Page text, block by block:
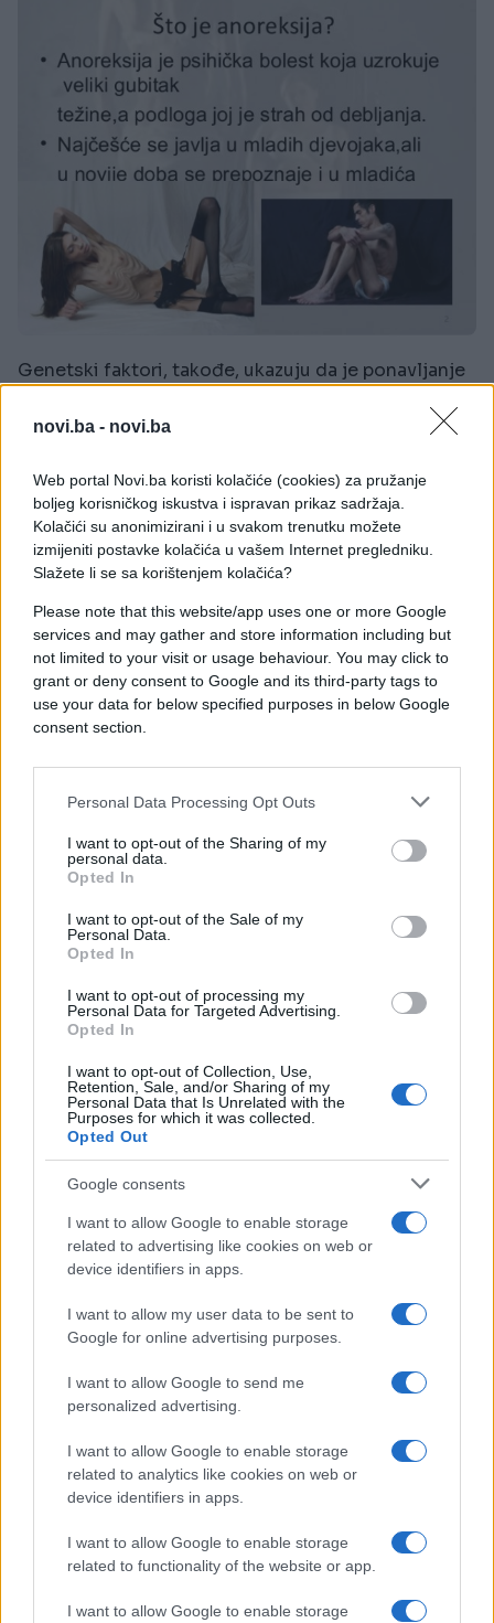
novi.ba - novi.ba
Web portal Novi.ba koristi kolačiće (cookies) za pružanje
boljeg korisničkog iskustva i ispravan prikaz sadržaja.
Kolačići su anonimizirani i u svakom trenutku možete
izmijeniti postavke kolačića u vašem Internet pregledniku.
Slažete li se sa korištenjem kolačića?
Please note that this website/app uses one or more Google
services and may gather and store information including but
not limited to your visit or usage behaviour. You may click to
grant or deny consent to Google and its third-party tags to
use your data for below specified purposes in below Google
consent section.
Personal Data Processing Opt Outs
I want to opt-out of the Sharing of my
personal data.
Opted In
I want to opt-out of the Sale of my
Personal Data.
Opted In
I want to opt-out of processing my
Personal Data for Targeted Advertising.
Opted In
I want to opt-out of Collection, Use,
Retention, Sale, and/or Sharing of my
Personal Data that Is Unrelated with the
Purposes for which it was collected.
Opted Out
Google consents
I want to allow Google to enable storage
related to advertising like cookies on web or
device identifiers in apps.
I want to allow my user data to be sent to
Google for online advertising purposes.
I want to allow Google to send me
personalized advertising.
I want to allow Google to enable storage
related to analytics like cookies on web or
device identifiers in apps.
I want to allow Google to enable storage
related to functionality of the website or app.
I want to allow Google to enable storage
Genetski faktori, takođe, ukazuju da je ponavljanje
može se sa sigurnošću reći da je to uslov i da se
Psihološki faktori koji mogu doprinjeti
poremećajima ishrane uključuju prvenstveno nisko
samopoštovanje, osjećaj neprikladnosti ili
nedostatak kontrole u životu, depresiju,
anksioznost, ljutnju ili samoću. Osobe sa
poremećajima ishrane često boluju od depresije sa
jakim osjećajem krivice, nedovoljnosti i
neadekvatnosti.
Buđenje seksualnosti za njih može da bude vrlo
gubitka kontrole nastoje da do sebe drže u svojim
rukama, tako što „kontrolišu” bar unos hrane. Ako
hranu posmatramo kao izvor života ili, u
psihološkom smislu, kao ljubav – emocije, onda
nam poremećaji u ishrani mogu ukazivati na to da
osoba na taj način sebi nešto od toga uskraćuje
(prejedanjem) i naglo oduzima (povraćanjem), i
time stiče i održava taj lažni osjećaj kontrole nad
Interpersonalni faktori uključuju problematične
porodične i lične odnose, poteškoće u izražavanju
emocija i osjećanja, ismijavanje zbog fizičkih
nedostataka ili istorije fizičkog ili seksualnog
zlostavljanja. Dr Hilda Bruh (Hilde Bruch, 2001)
ishrani često pronalazi roditelje koji imaju visoka